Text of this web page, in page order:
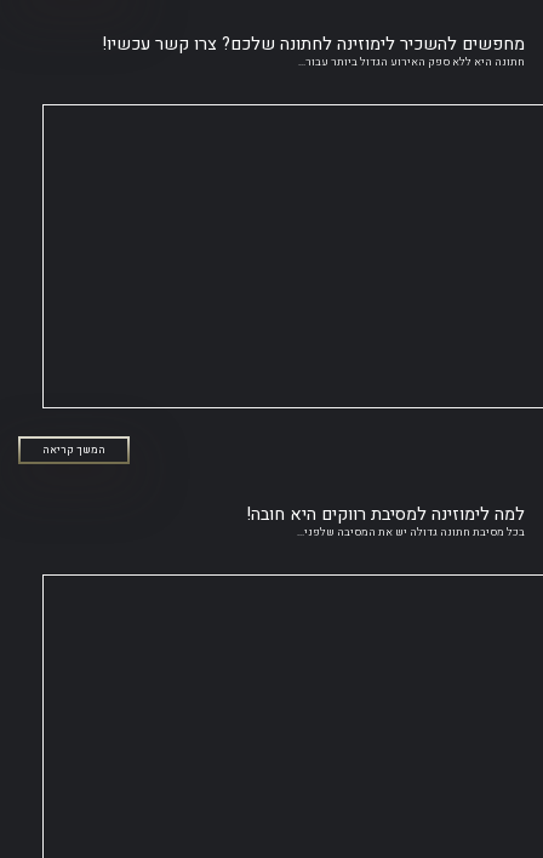
מחפשים להשכיר לימוזינה לחתונה שלכם? צרו קשר עכשיו!
חתונה היא ללא ספק האירוע הגדול ביותר עבור...
המשך קריאה
למה לימוזינה למסיבת רווקים היא חובה!
בכל מסיבת חתונה גדולה יש את המסיבה שלפני...